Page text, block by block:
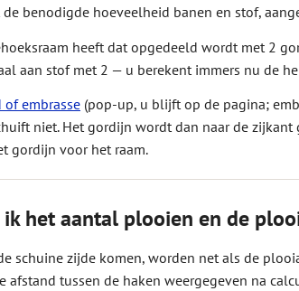
benodigde hoeveelheid banen en stof,
heeft dat opgedeeld wordt met 2
aan stof met 2 — u berekent immers nu de
embrasse(pop-up, u blijft op de pagina;
niet. Het gordijn wordt dan naar de zijkant
gordijn voor het raam.
ik het aantal plooien en de
schuine zijde komen, worden net als de
afstand tussen de haken weergegeven na